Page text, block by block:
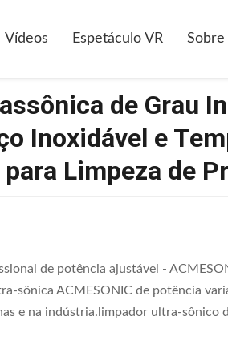
Vídeos Espetáculo VR Sobre
Com Tanque De Aço Inoxidável E
de Grau
Inoxidável e
Limpeza de
de potência ajustável -
sônica ACMESONIC de potência
e na indústria.limpador ultra-sônico